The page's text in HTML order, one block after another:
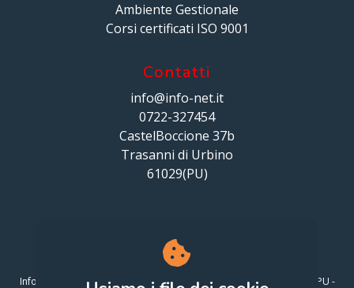
Ambiente Gestionale
Corsi certificati ISO 9001
Contatti
info@info-net.it
0722-327454
CastelBoccione 37b
Trasanni di Urbino
61029(PU)
Info-Net S.r.l. via CastelBoccione 37/B Loc. Trasanni, 61029 Urbino PU -